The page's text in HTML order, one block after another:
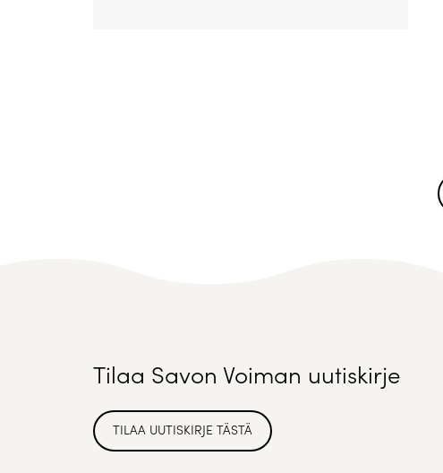
Tilaa Savon Voiman uutiskirje
TILAA UUTISKIRJE TÄSTÄ